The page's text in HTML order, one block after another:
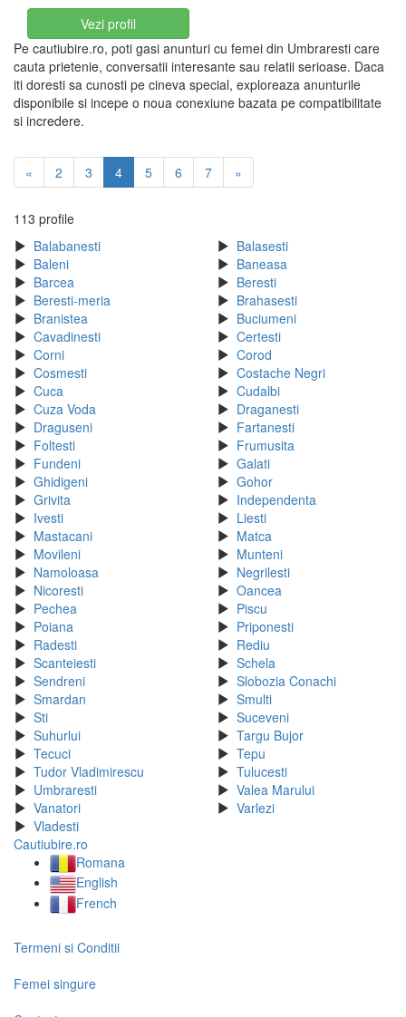
Vezi profil
Pe cautiubire.ro, poti gasi anunturi cu femei din Umbraresti care
cauta prietenie, conversatii interesante sau relatii serioase. Daca
iti doresti sa cunosti pe cineva special, exploreaza anunturile
disponibile si incepe o noua conexiune bazata pe compatibilitate
si incredere.
« 2 3 4 5 6 7 »
113 profile
Balabanesti
Balasesti
Baleni
Baneasa
Barcea
Beresti
Beresti-meria
Brahasesti
Branistea
Buciumeni
Cavadinesti
Certesti
Corni
Corod
Cosmesti
Costache Negri
Cuca
Cudalbi
Cuza Voda
Draganesti
Draguseni
Fartanesti
Foltesti
Frumusita
Fundeni
Galati
Ghidigeni
Gohor
Grivita
Independenta
Ivesti
Liesti
Mastacani
Matca
Movileni
Munteni
Namoloasa
Negrilesti
Nicoresti
Oancea
Pechea
Piscu
Poiana
Priponesti
Radesti
Rediu
Scanteiesti
Schela
Sendreni
Slobozia Conachi
Smardan
Smulti
Sti
Suceveni
Suhurlui
Targu Bujor
Tecuci
Tepu
Tudor Vladimirescu
Tulucesti
Umbraresti
Valea Marului
Vanatori
Varlezi
Vladesti
Cautiubire.ro
Romana
English
French
Termeni si Conditii
Femei singure